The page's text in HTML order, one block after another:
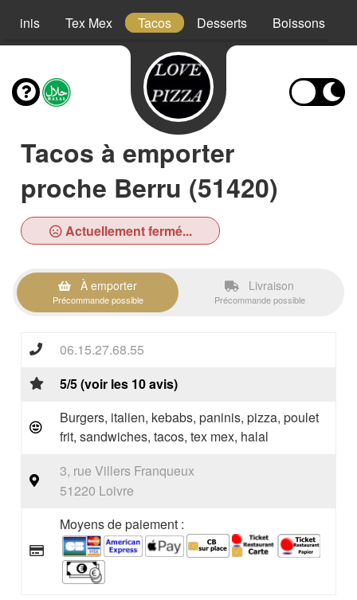
Tex Mex Tacos Desserts Boissons
Tacos à emporter
proche Berru (51420)
Actuellement fermé...
À emporter
Précommande possible
Livraison
Précommande possible
06.15.27.68.55
5/5 (voir les 10 avis)
Burgers, italien, kebabs, paninis, pizza, poulet
frit, sandwiches, tacos, tex mex, halal
3, rue Villers Franqueux
51220 Loivre
Moyens de paiement :